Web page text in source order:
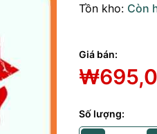
Tồn kho: Còn
Giá bán:
Số lượng:
Thông số kỹ thuật
đẹp không xuớc